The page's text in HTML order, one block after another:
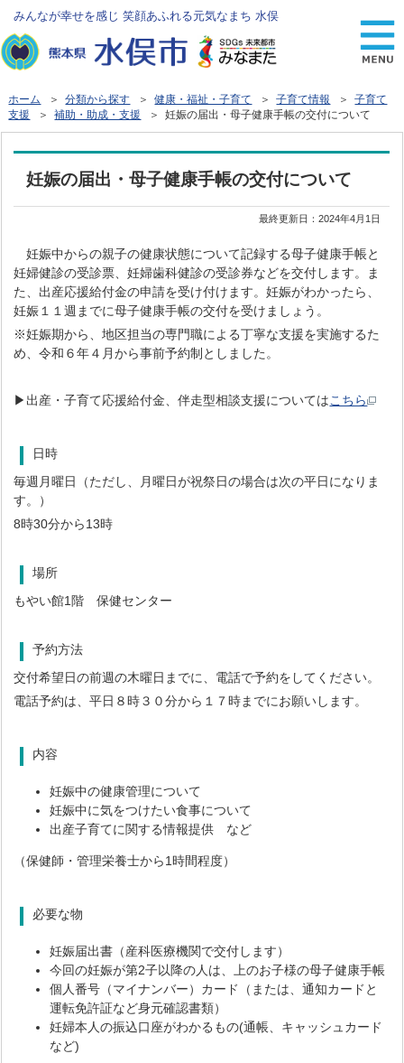
みんなが幸せを感じ 笑顔あふれる元気なまち 水俣
ホーム ＞分類から探す ＞健康・福祉・子育て ＞子育て情報 ＞子育て
支援
＞補助・助成・支援 ＞ 妊娠の届出・母子健康手帳の交付について
妊娠の届出・母子健康手帳の交付について
最終更新日：2024年4月1日
妊娠中からの親子の健康状態について記録する母子健康手帳と
妊婦健診の受診票、妊婦歯科健診の受診券などを交付します。ま
た、出産応援給付金の申請を受け付けます。妊娠がわかったら、
妊娠１１週までに母子健康手帳の交付を受けましょう。
※妊娠期から、地区担当の専門職による丁寧な支援を実施するた
め、令和６年４月から事前予約制としました。
▶出産・子育て応援給付金、伴走型相談支援についてはこちら
日時
毎週月曜日（ただし、月曜日が祝祭日の場合は次の平日になりま
す。）
8時30分から13時
場所
もやい館1階 保健センター
予約方法
交付希望日の前週の木曜日までに、電話で予約をしてください。
電話予約は、平日８時３０分から１７時までにお願いします。
内容
妊娠中の健康管理について
妊娠中に気をつけたい食事について
出産子育てに関する情報提供 など
（保健師・管理栄養士から1時間程度）
必要な物
妊娠届出書（産科医療機関で交付します）
今回の妊娠が第2子以降の人は、上のお子様の母子健康手帳
個人番号（マイナンバー）カード（または、通知カードと
運転免許証など身元確認書類）
妊婦本人の振込口座がわかるもの(通帳、キャッシュカード
など)